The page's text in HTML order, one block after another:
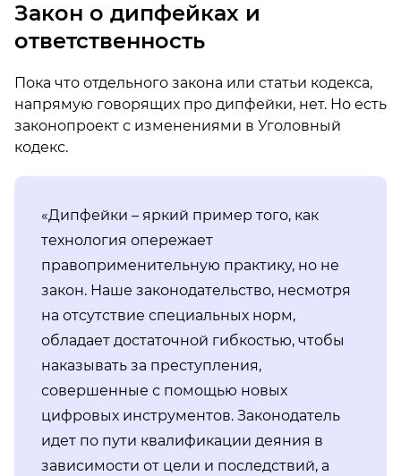
Закон о дипфейках и
ответственность
Пока что отдельного закона или статьи кодекса,
напрямую говорящих про дипфейки, нет. Но есть
законопроект с изменениями в Уголовный
кодекс.
«Дипфейки – яркий пример того, как
технология опережает
правоприменительную практику, но не
закон. Наше законодательство, несмотря
на отсутствие специальных норм,
обладает достаточной гибкостью, чтобы
наказывать за преступления,
совершенные с помощью новых
цифровых инструментов. Законодатель
идет по пути квалификации деяния в
зависимости от цели и последствий, а